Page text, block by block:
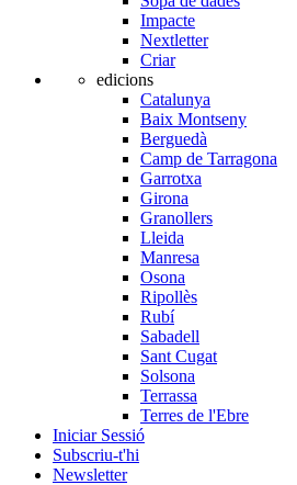
Impacte
Nextletter
Criar
edicions
Catalunya
Baix Montseny
Berguedà
Camp de Tarragona
Garrotxa
Girona
Granollers
Lleida
Manresa
Osona
Ripollès
Rubí
Sabadell
Sant Cugat
Solsona
Terrassa
Terres de l'Ebre
Iniciar Sessió
Subscriu-t'hi
Newsletter